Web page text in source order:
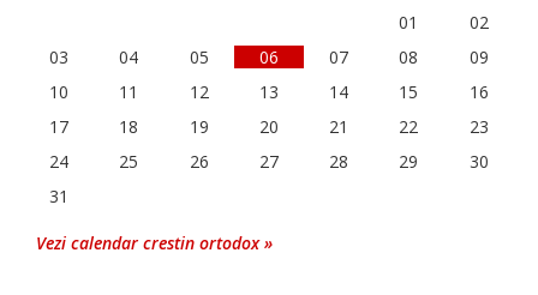
01
02
03
04 05 06 07 08
09
10
11 12 13 14 15
16
17
18 19 20 21 22
23
24
25 26 27 28 29
30
31
Vezi calendar crestin ortodox »